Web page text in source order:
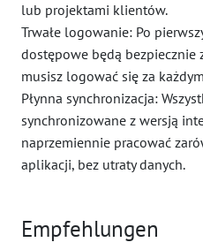
lub projektami klientów.
Trwałe logowanie: Po
dostępowe będą bezpiecznie
musisz logować się za
Płynna synchronizacja:
synchronizowane z wersją
naprzemiennie pracować
aplikacji, bez utraty danych.
Empfehlungen